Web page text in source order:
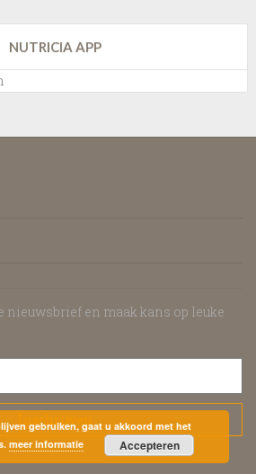
NUTRICIA APP
nieuwsbrief en maak kans op leuke
gebruiken, gaat u akkoord met het
meer informatie Accepteren